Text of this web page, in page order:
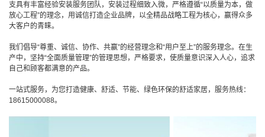
支具有丰富经验安装服务团队，安装过程细致入微，严格遵循“以质量为本，做
放心工程”的理念，用诚信打造企业品牌，以全精品战略工程为核心，赢得众多
大客户的青睐。
我们倡导“尊重、诚信、协作、共赢”的经营理念和“用户至上”的服务理念。在生
产中，坚持“全面质量管理”的管理思想，严格要求，使质量意识深入人心，追求
自己和顾客都满意的产品。
一站式服务，为您打造健康、舒适、节能、绿色环保的舒适家居，服务热线：
18615000088。